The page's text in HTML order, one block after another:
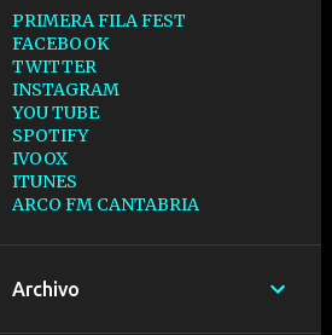
PRIMERA FILA FEST
FACEBOOK
TWITTER
INSTAGRAM
YOU TUBE
SPOTIFY
IVOOX
ITUNES
ARCO FM CANTABRIA
Archivo